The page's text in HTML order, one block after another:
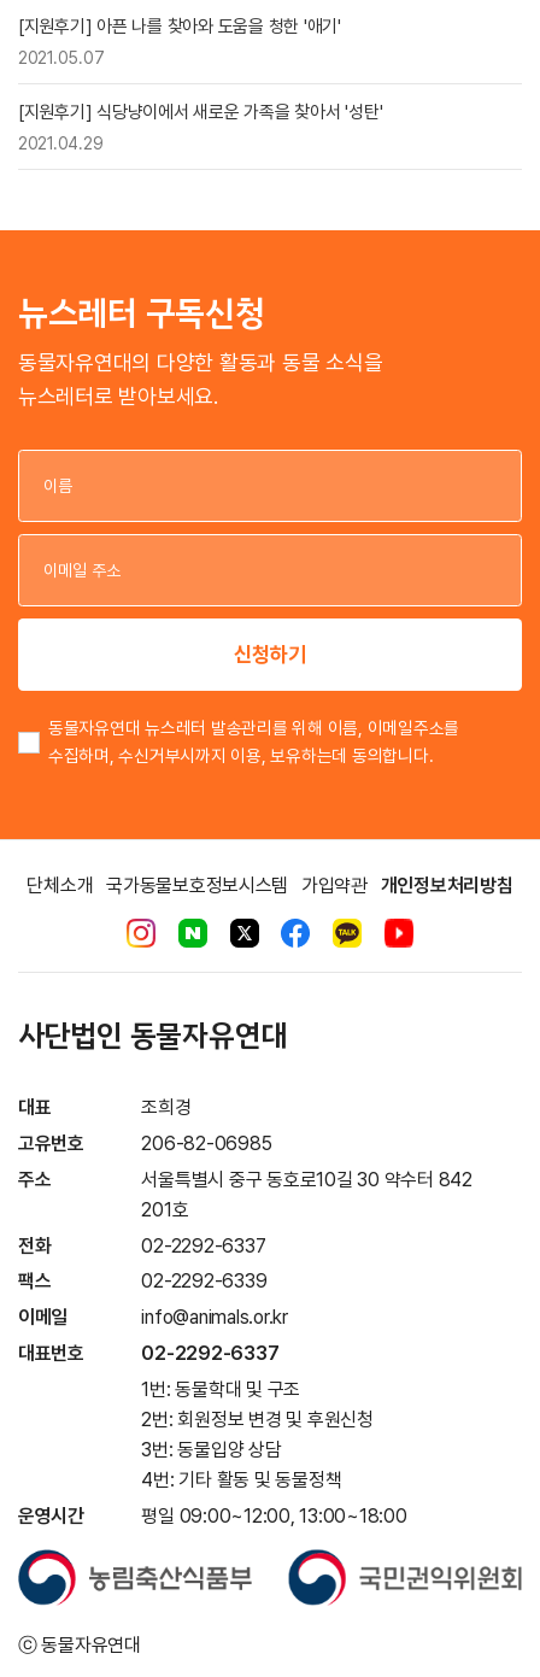
[지원후기] 아픈 나를 찾아와 도움을 청한 '애기'
2021.05.07
[지원후기] 식당냥이에서 새로운 가족을 찾아서 '성탄'
2021.04.29
뉴스레터 구독신청
동물자유연대의 다양한 활동과 동물 소식을
뉴스레터로 받아보세요.
이
이
신청하기
동물자유연대 뉴스레터 발송관리를 위해 이름, 이메일주소를
수집하며, 수신거부시까지 이용, 보유하는데 동의합니다.
단체소개 국가동물보호정보시스템 가입약관 개인정보처리방침
사단법인 동물자유연대
대표
조희경
고유번호
206-82-06985
주소
서울특별시 중구 동호로10길 30 약수터 842
201호
전화
02-2292-6337
팩스
02-2292-6339
이메일
info@animals.or.kr
대표번호
02-2292-6337
1번: 동물학대 및 구조
2번: 회원정보 변경 및 후원신청
3번: 동물입양 상담
4번: 기타 활동 및 동물정책
운영시간
평일 09:00~12:00, 13:00~18:00
ⓒ 동물자유연대